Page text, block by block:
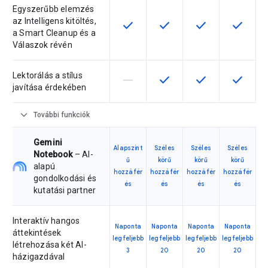
Egyszerűbb elemzés
az Intelligens kitöltés,
a Smart Cleanup és a
Válaszok révén
Ez a funkció az adott
check Ez a funkció az adott
check Ez a funkció az
check Ez a
check
Lektorálás a stílus
javítása érdekében
Ez a termékváltozat nem
horizontal_rule Ez a funkció az adott
check Ez a funkció az
check Ez a
check
expand_more További funkciók
Gemini
Notebook– AI-
alapú
gondolkodási és
kutatási partner
Alapszint
ű
hozzáfér
és
Széles
körű
hozzáfér
és
Széles
körű
hozzáfér
és
Széles
körű
hozzáfér
és
Interaktív hangos
áttekintések
létrehozása két AI-
házigazdával
Naponta
legfeljebb
3
Naponta
legfeljebb
20
Naponta
legfeljebb
20
Naponta
legfeljebb
20